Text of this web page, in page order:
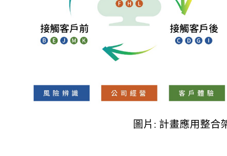
圖片: 計畫應用整合